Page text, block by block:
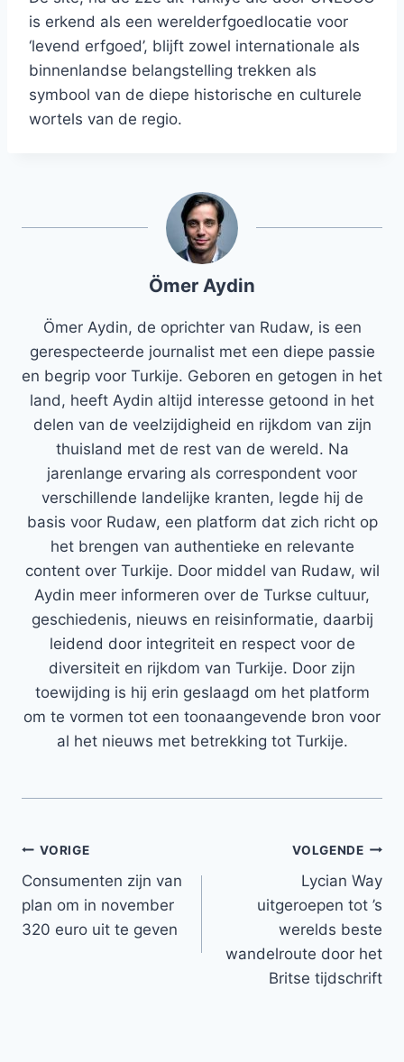
is erkend als een werelderfgoedlocatie voor
‘levend erfgoed’, blijft zowel internationale als
binnenlandse belangstelling trekken als
symbool van de diepe historische en culturele
wortels van de regio.
Ömer Aydin
Ömer Aydin, de oprichter van Rudaw, is een
gerespecteerde journalist met een diepe passie
en begrip voor Turkije. Geboren en getogen in het
land, heeft Aydin altijd interesse getoond in het
delen van de veelzijdigheid en rijkdom van zijn
thuisland met de rest van de wereld. Na
jarenlange ervaring als correspondent voor
verschillende landelijke kranten, legde hij de
basis voor Rudaw, een platform dat zich richt op
het brengen van authentieke en relevante
content over Turkije. Door middel van Rudaw, wil
Aydin meer informeren over de Turkse cultuur,
geschiedenis, nieuws en reisinformatie, daarbij
leidend door integriteit en respect voor de
diversiteit en rijkdom van Turkije. Door zijn
toewijding is hij erin geslaagd om het platform
om te vormen tot een toonaangevende bron voor
al het nieuws met betrekking tot Turkije.
Bericht
navigatie
VORIGE
Consumenten zijn van
plan om in november
320 euro uit te geven
VOLGENDE
Lycian Way
uitgeroepen tot ’s
werelds beste
wandelroute door het
Britse tijdschrift